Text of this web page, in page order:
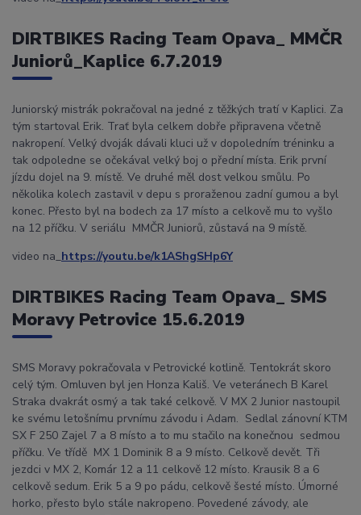
DIRTBIKES Racing Team Opava_ MMČR
Juniorů_Kaplice 6.7.2019
Juniorský mistrák pokračoval na jedné z těžkých tratí v Kaplici. Za
tým startoval Erik. Trať byla celkem dobře připravena včetně
nakropení. Velký dvoják dávali kluci už v dopoledním tréninku a
tak odpoledne se očekával velký boj o přední místa. Erik první
jízdu dojel na 9. místě. Ve druhé měl dost velkou smůlu. Po
několika kolech zastavil v depu s proraženou zadní gumou a byl
konec. Přesto byl na bodech za 17 místo a celkově mu to vyšlo
na 12 příčku. V seriálu MMČR Juniorů, zůstavá na 9 místě.
video na_https://youtu.be/k1AShgSHp6Y
DIRTBIKES Racing Team Opava_ SMS
Moravy Petrovice 15.6.2019
SMS Moravy pokračovala v Petrovické kotlině. Tentokrát skoro
celý tým. Omluven byl jen Honza Kališ. Ve veteránech B Karel
Straka dvakrát osmý a tak také celkově. V MX 2 Junior nastoupil
ke svému letošnímu prvnímu závodu i Adam. Sedlal zánovní KTM
SX F 250 Zajel 7 a 8 místo a to mu stačilo na konečnou sedmou
příčku. Ve třídě MX 1 Dominik 8 a 9 místo. Celkově devět. Tři
jezdci v MX 2, Komár 12 a 11 celkově 12 místo. Krausik 8 a 6
celkově sedum. Erik 5 a 9 po pádu, celkově šesté místo. Úmorné
horko, přesto bylo stále nakropeno. Povedené závody, ale